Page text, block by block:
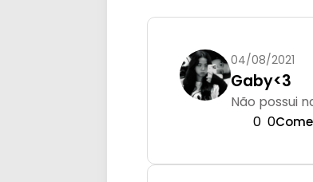
04/08/2021
Gaby<3
Não possui
0 0